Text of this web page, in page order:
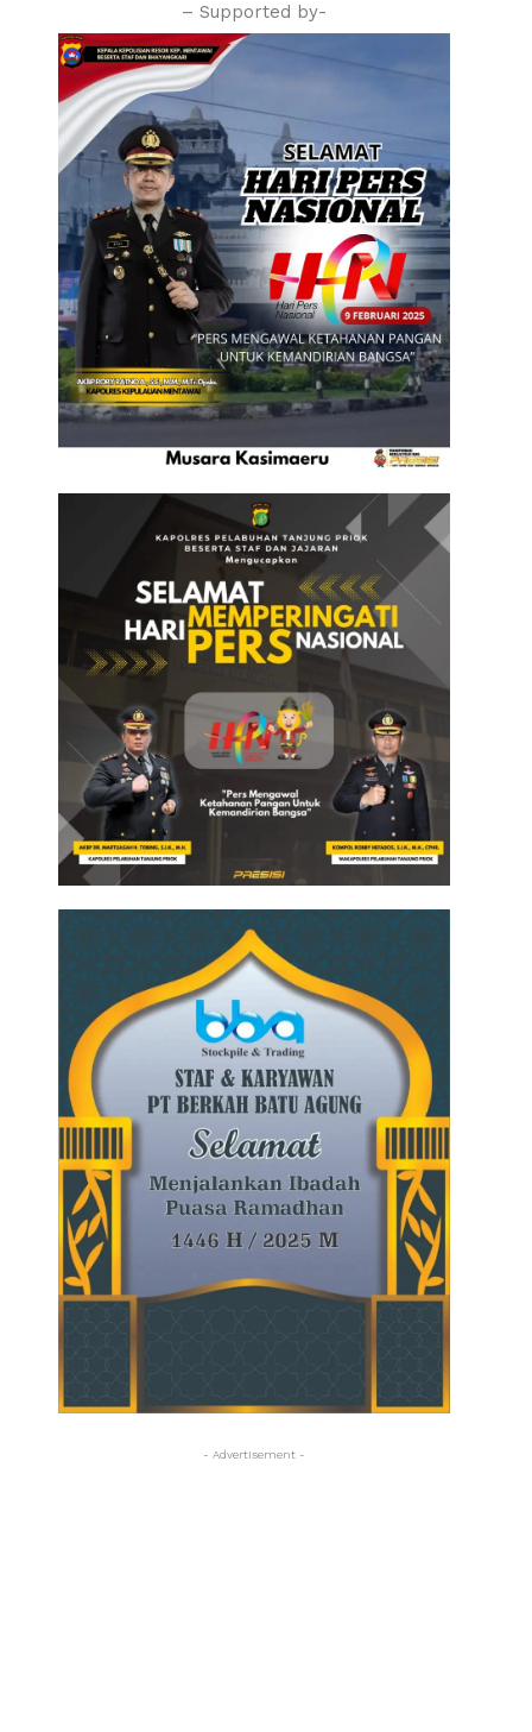
– Supported by-
- Advertisement -